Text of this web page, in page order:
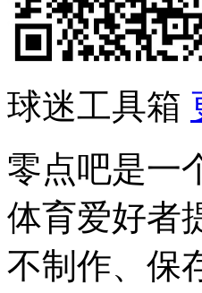
球迷工具箱
零点吧是一
体育爱好者
不制作、保